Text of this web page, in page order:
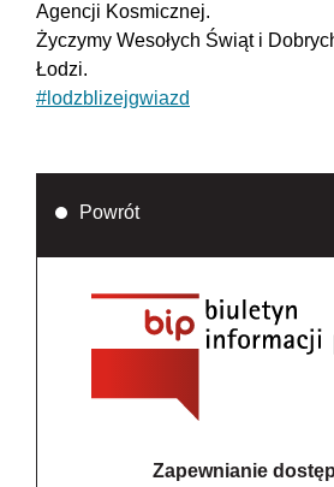
Agencji Kosmicznej.
Życzymy Wesołych Świąt i
Łodzi.
#lodzblizejgwiazd
Powrót
Zapewnianie